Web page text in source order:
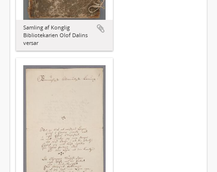
Samling af Konglig
Bibliotekarien Olof Dalins
versar